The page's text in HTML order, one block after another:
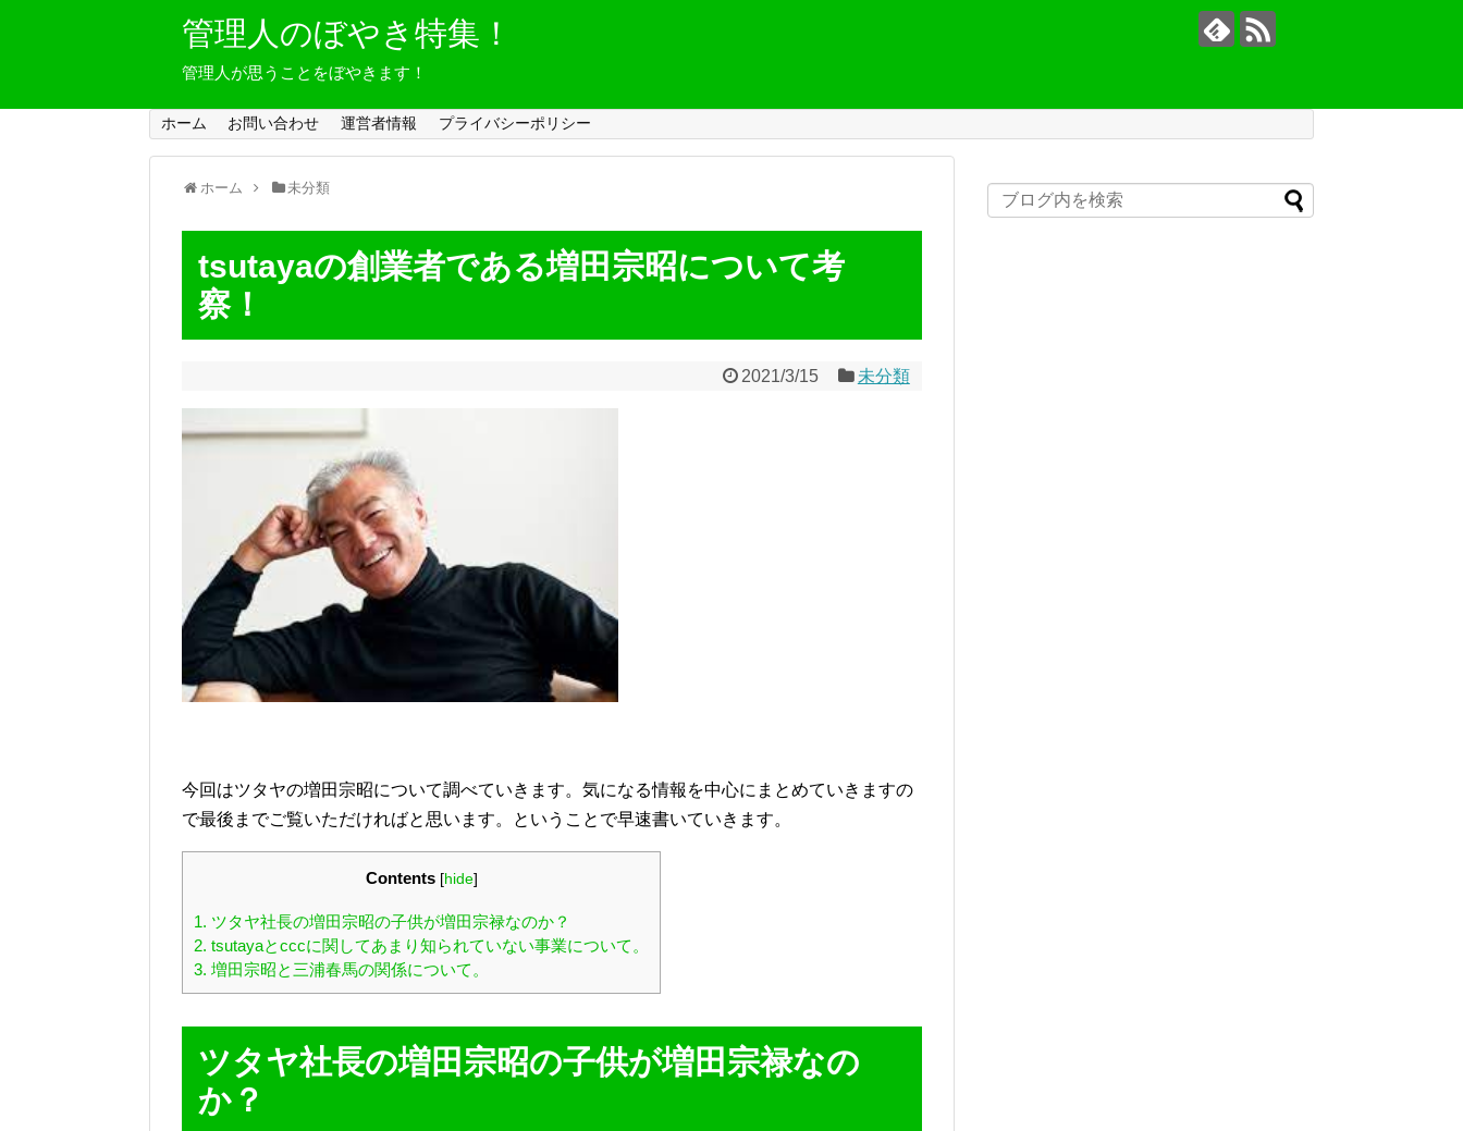
管理人のぼやき特集！
管理人が思うことをぼやきます！
ホーム お問い合わせ 運営者情報 プライバシーポリシー
ホーム 未分類
tsutayaの創業者である増田宗昭について考
察！
2021/3/15 未分類
今回はツタヤの増田宗昭について調べていきます。気になる情報を中心にまとめていきますの
で最後までご覧いただければと思います。ということで早速書いていきます。
Contents [hide]
1. ツタヤ社長の増田宗昭の子供が増田宗禄なのか？
2. tsutayaとcccに関してあまり知られていない事業について。
3. 増田宗昭と三浦春馬の関係について。
ツタヤ社長の増田宗昭の子供が増田宗禄なの
か？